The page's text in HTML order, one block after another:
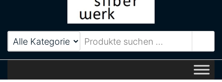
MainSilberWerk
Zeitlos elegantes
Schmuckdesign aus Frankfurt
am Main